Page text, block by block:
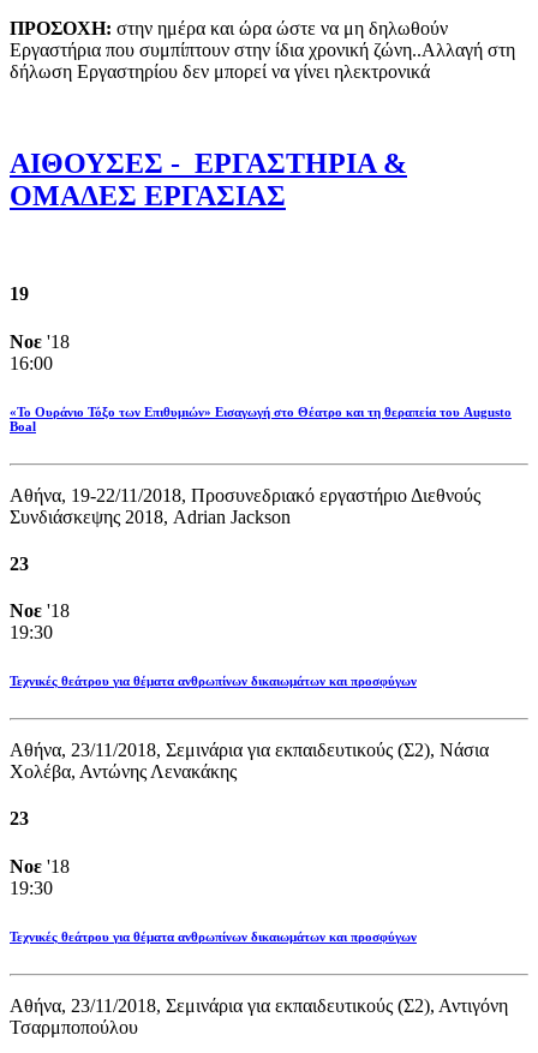
ΠΡΟΣΟΧΗ: στην ημέρα και ώρα ώστε να μη δηλωθούν
Εργαστήρια που συμπίπτουν στην ίδια χρονική ζώνη..Αλλαγή στη
δήλωση Εργαστηρίου δεν μπορεί να γίνει ηλεκτρονικά
ΑΙΘΟΥΣΕΣ - ΕΡΓΑΣΤΗΡΙΑ &
ΟΜΑΔΕΣ ΕΡΓΑΣΙΑΣ
19
Νοε '18
16:00
«Το Ουράνιο Τόξο των Επιθυμιών» Εισαγωγή στο Θέατρο και τη θεραπεία του Augusto
Boal
Αθήνα, 19-22/11/2018, Προσυνεδριακό εργαστήριο Διεθνούς
Συνδιάσκεψης 2018, Adrian Jackson
23
Νοε '18
19:30
Τεχνικές θεάτρου για θέματα ανθρωπίνων δικαιωμάτων και προσφύγων
Αθήνα, 23/11/2018, Σεμινάρια για εκπαιδευτικούς (Σ2), Νάσια
Χολέβα, Αντώνης Λενακάκης
23
Νοε '18
19:30
Τεχνικές θεάτρου για θέματα ανθρωπίνων δικαιωμάτων και προσφύγων
Αθήνα, 23/11/2018, Σεμινάρια για εκπαιδευτικούς (Σ2), Αντιγόνη
Τσαρμποπούλου